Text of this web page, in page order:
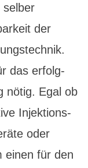
selber
der
das erfolg­
nötig. Egal ob
Injektions­
oder
einen für den